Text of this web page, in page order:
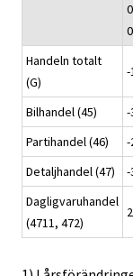
Handeln totalt
(G)
-
Bilhandel (45) -
Partihandel (46)
-
Detaljhandel (47)
-
Dagligvaruhandel
(4711, 472)